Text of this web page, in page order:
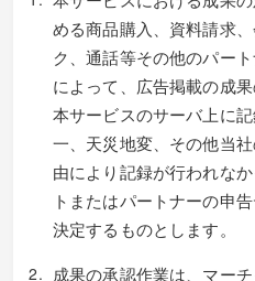
める商品購入、資料請求
ク、通話等その他のパー
によって、広告掲載の成
本サービスのサーバ上に
一、天災地変、その他当
由により記録が行われな
トまたはパートナーの申
決定するものとします。
成果の承認作業は、マー